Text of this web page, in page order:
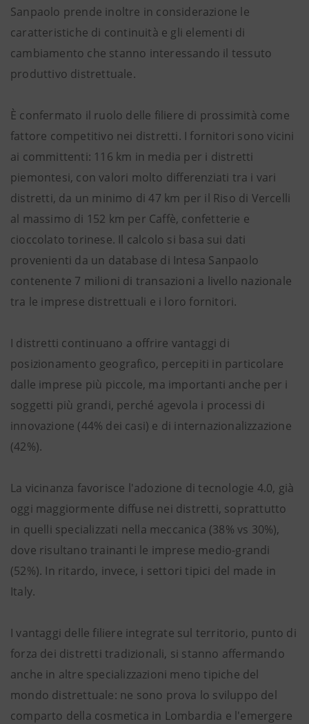
Sanpaolo prende inoltre in considerazione le
caratteristiche di continuità e gli elementi di
cambiamento che stanno interessando il tessuto
produttivo distrettuale.
È confermato il ruolo delle filiere di prossimità come
fattore competitivo nei distretti. I fornitori sono vicini
ai committenti: 116 km in media per i distretti
piemontesi, con valori molto differenziati tra i vari
distretti, da un minimo di 47 km per il Riso di Vercelli
al massimo di 152 km per Caffè, confetterie e
cioccolato torinese. Il calcolo si basa sui dati
provenienti da un database di Intesa Sanpaolo
contenente 7 milioni di transazioni a livello nazionale
tra le imprese distrettuali e i loro fornitori.
I distretti continuano a offrire vantaggi di
posizionamento geografico, percepiti in particolare
dalle imprese più piccole, ma importanti anche per i
soggetti più grandi, perché agevola i processi di
innovazione (44% dei casi) e di internazionalizzazione
(42%).
La vicinanza favorisce l'adozione di tecnologie 4.0, già
oggi maggiormente diffuse nei distretti, soprattutto
in quelli specializzati nella meccanica (38% vs 30%),
dove risultano trainanti le imprese medio-grandi
(52%). In ritardo, invece, i settori tipici del made in
Italy.
I vantaggi delle filiere integrate sul territorio, punto di
forza dei distretti tradizionali, si stanno affermando
anche in altre specializzazioni meno tipiche del
mondo distrettuale: ne sono prova lo sviluppo del
comparto della cosmetica in Lombardia e l'emergere